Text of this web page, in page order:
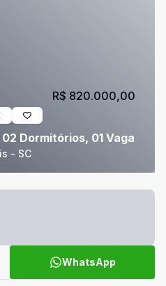
Dormitórios, 01 Vaga
- SC
R$ 820.000,00
WhatsApp